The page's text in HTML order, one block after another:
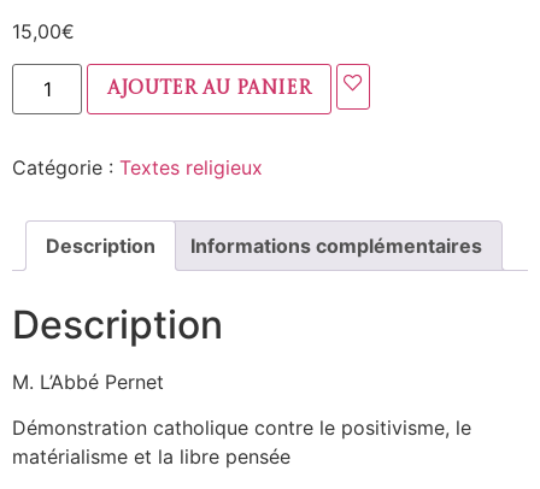
15,00€
Ajouter au panier
Catégorie : Textes religieux
Description Informations complémentaires
Description
M. L’Abbé Pernet
Démonstration catholique contre le positivisme, le
matérialisme et la libre pensée